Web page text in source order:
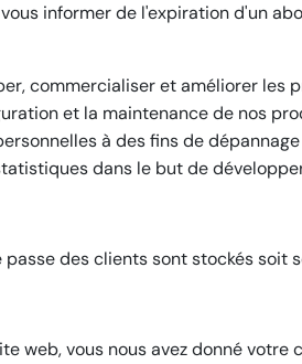
informer de l'expiration d'un
commercialiser et améliorer les
et la maintenance de nos
à des fins de
dans le but de
des clients sont stockés soit
web, vous nous avez donné